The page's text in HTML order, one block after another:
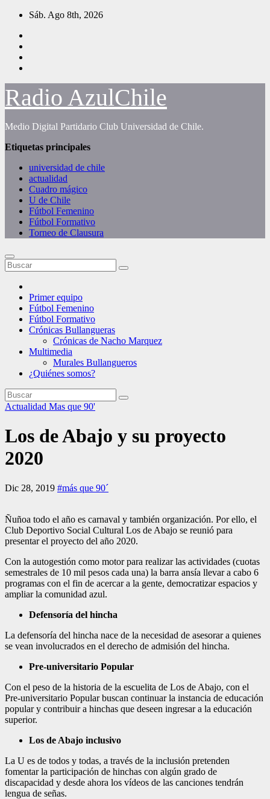
Saltar
contenido
Sáb. Ago 8th, 2026
Radio AzulChile
Medio Digital Partidario Club Universidad de Chile.
Etiquetas principales
universidad de chile
actualidad
Cuadro mágico
U de Chile
Fútbol Femenino
Fútbol Formativo
Torneo de Clausura
Primer equipo
Fútbol Femenino
Fútbol Formativo
Crónicas Bullangueras
Crónicas de Nacho Marquez
Multimedia
Murales Bullangueros
¿Quiénes somos?
Actualidad Mas que 90'
Los de Abajo y su proyecto
2020
Dic 28, 2019 #más que 90´
Ñuñoa todo el año es carnaval y también organización. Por ello, el
Club Deportivo Social Cultural Los de Abajo se reunió para
presentar el proyecto del año 2020.
Con la autogestión como motor para realizar las actividades (cuotas
semestrales de 10 mil pesos cada una) la barra ansía llevar a cabo 6
programas con el fin de acercar a la gente, democratizar espacios y
ampliar la comunidad azul.
Defensoría del hincha
La defensoría del hincha nace de la necesidad de asesorar a quienes
se vean involucrados en el derecho de admisión del hincha.
Pre-universitario Popular
Con el peso de la historia de la escuelita de Los de Abajo, con el
Pre-universitario Popular buscan continuar la instancia de educación
popular y contribuir a hinchas que deseen ingresar a la educación
superior.
Los de Abajo inclusivo
La U es de todos y todas, a través de la inclusión pretenden
fomentar la participación de hinchas con algún grado de
discapacidad y desde ahora los vídeos de las canciones tendrán
lengua de señas.